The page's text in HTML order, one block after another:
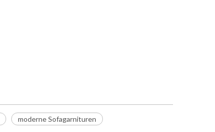
moderne Sofagarnituren